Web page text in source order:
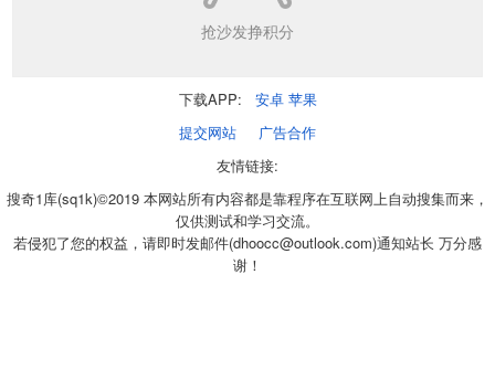
抢沙发挣积分
下载APP: 安卓 苹果
提交网站
广告合作
友情链接:
搜奇1库(sq1k)©2019 本网站所有内容都是靠程序在互联网上自动搜集而来，
仅供测试和学习交流。
若侵犯了您的权益，请即时发邮件(dhoocc@outlook.com)通知站长 万分感
谢！